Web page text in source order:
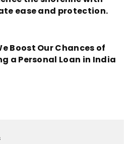
ease and protection.
Boost Our Chances of
a Personal Loan in India